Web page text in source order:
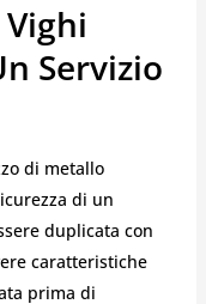
Servizio
di metallo
di un
duplicata con
caratteristiche
prima di